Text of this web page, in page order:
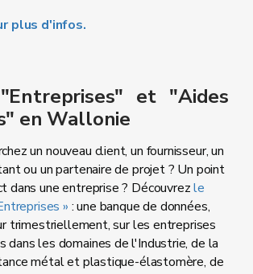
plus d'infos.
et "Aides
en Wallonie
un nouveau client, un fournisseur, un
ou un partenaire de projet ? Un point
dans une entreprise ? Découvrezle
» : une banque de données,
trimestriellement, sur les entreprises
dans les domaines de l'Industrie, de la
métal et plastique-élastomère, de